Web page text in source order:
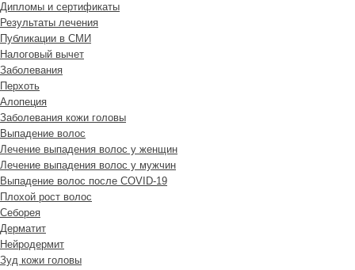
Дипломы и сертификаты
Результаты лечения
Публикации в СМИ
Налоговый вычет
Заболевания
Перхоть
Алопеция
Заболевания кожи головы
Выпадение волос
Лечение выпадения волос у женщин
Лечение выпадения волос у мужчин
Выпадение волос после COVID-19
Плохой рост волос
Cеборея
Дерматит
Нейродермит
Зуд кожи головы